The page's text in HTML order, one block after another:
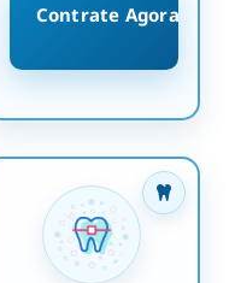
Contrate Agora